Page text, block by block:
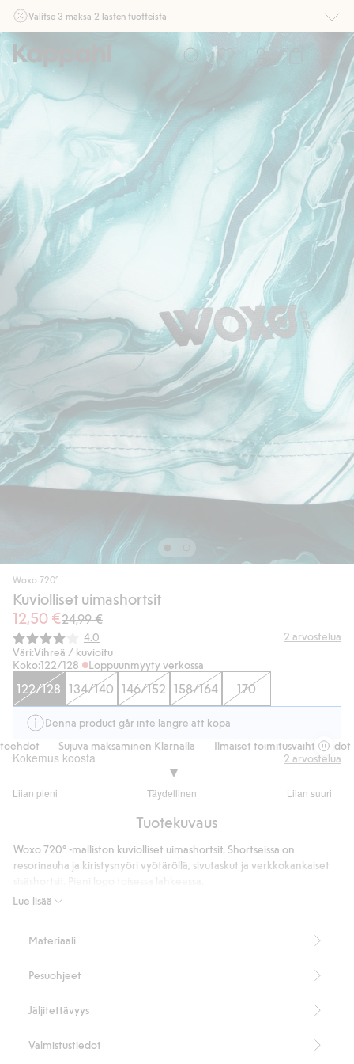
Valitse 3 maksa 2 lasten tuotteista
Ei Newbie. Ostaessasi 2 tuotetta tai enemmän. Voimassa 3-16.8. asti
myymälässä ja verkossa. Ei voi yhdistää muihin alennuksiin tai tarjouksiin.
Woxo 720°
Kuviolliset uimashortsit
12,50 €24,99 €
Keskimääräinen luokitus:
4.0 2 arvostelua
Väri:Vihreä / kuvioitu
Koko:122/128 Loppuunmyyty verkossa
122/128 134/140 146/152 158/164 170
Denna product går inte längre att köpa
Sujuva maksaminen Klarnalla Ilmaiset toimitusvaihtoehdot
Kokemus koosta
Liian pieni Täydellinen Liian suuri
/
ääneen
2 arvostelua
Tuotekuvaus
Lue lisää
Woxo 720° -malliston kuviolliset uimashortsit. Shortseissa on
resorinauha ja kiristysnyöri vyötäröllä, sivutaskut ja verkkokankaiset
Sisältää 100 % kierrätettyä polyesteriä.
Materiaali
Pesuohjeet
Jäljitettävyys
Valmistustiedot